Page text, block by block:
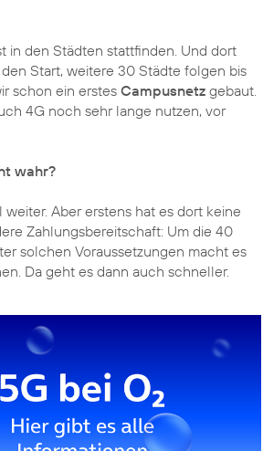
in den Städten stattfinden. Und dort
Start, weitere 30 Städte folgen bis
schon ein erstes Campusnetz gebaut.
4G noch sehr lange nutzen, vor
wahr?
Aber erstens hat es dort keine
Zahlungsbereitschaft: Um die 40
solchen Voraussetzungen macht es
Da geht es dann auch schneller.